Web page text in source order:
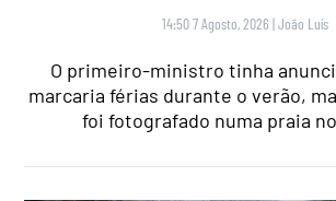
14:50 7 Agosto, 2026 |João Luís
O primeiro-ministro tinha
marcaria férias durante o verão,
foi fotografado numa praia